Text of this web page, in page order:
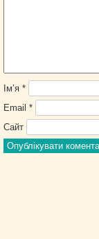
Ім’я*
Email*
Сайт